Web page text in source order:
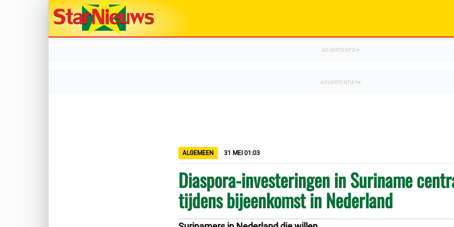
ALGEMEEN 31 MEI 01:03
Diaspora-investeringen in Suriname
tijdens bijeenkomst in Nederland